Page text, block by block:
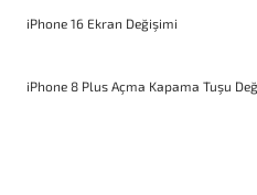
iPhone 16 Ekran Değişimi
iPhone 8 Plus Açma Kapama Tuşu